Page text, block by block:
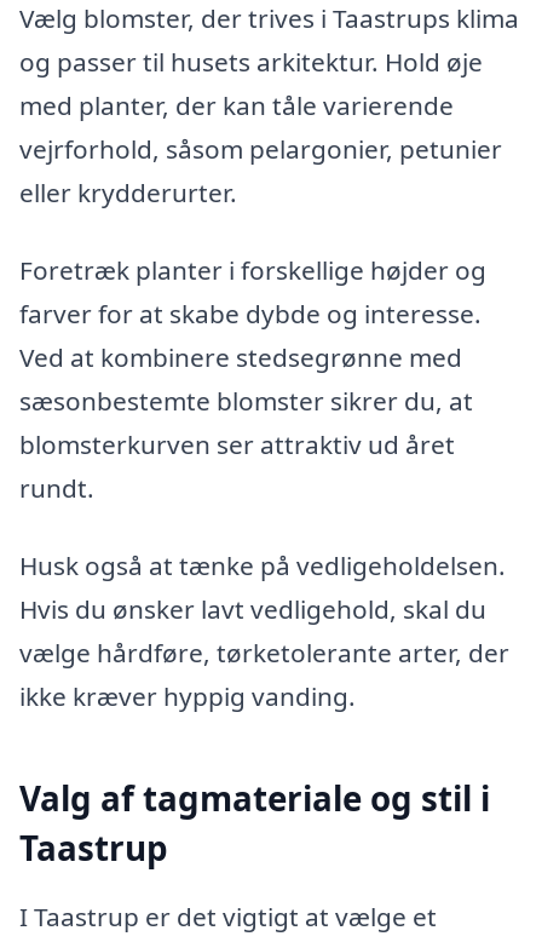
Vælg blomster, der trives i Taastrups klima
og passer til husets arkitektur. Hold øje
med planter, der kan tåle varierende
vejrforhold, såsom pelargonier, petunier
eller krydderurter.
Foretræk planter i forskellige højder og
farver for at skabe dybde og interesse.
Ved at kombinere stedsegrønne med
sæsonbestemte blomster sikrer du, at
blomsterkurven ser attraktiv ud året
rundt.
Husk også at tænke på vedligeholdelsen.
Hvis du ønsker lavt vedligehold, skal du
vælge hårdføre, tørketolerante arter, der
ikke kræver hyppig vanding.
Valg af tagmateriale og stil i
Taastrup
I Taastrup er det vigtigt at vælge et